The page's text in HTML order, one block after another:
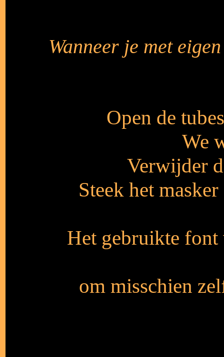
Wanneer je met
Open de
We
Verwijder
Steek het
Het gebruikte font
om misschien